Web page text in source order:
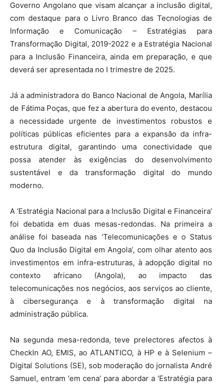
Governo Angolano que visam alcançar a inclusão digital,
com destaque para o Livro Branco das Tecnologias de
Informação e Comunicação – Estratégias para
Transformação Digital, 2019-2022 e a Estratégia Nacional
para a Inclusão Financeira, ainda em preparação, e que
deverá ser apresentada no I trimestre de 2025.
Já a administradora do Banco Nacional de Angola, Marília
de Fátima Poças, que fez a abertura do evento, destacou
a necessidade urgente de investimentos robustos e
políticas públicas eficientes para a expansão da infra-
estrutura digital, garantindo uma conectividade que
possa atender às exigências do desenvolvimento
sustentável e da transformação digital do mundo
moderno.
A ‘Estratégia Nacional para a Inclusão Digital e Financeira’
foi debatida em duas mesas-redondas. Na primeira a
análise foi baseada nas ‘Telecomunicações e o Status
Quo da Inclusão Digital em Angola’, com olhar atento aos
investimentos em infra-estruturas, à adopção digital no
contexto africano (Angola), ao impacto das
telecomunicações nos negócios, aos serviços ao cliente,
à cibersegurança e à transformação digital na
administração pública.
Na segunda mesa-redonda, teve prelectores afectos à
CheckIn AO, EMIS, ao ATLANTICO, à HP e à Selenium –
Digital Solutions (SE), sob moderação do jornalista André
Samuel, entram ‘em cena’ para abordar a ‘Estratégia para